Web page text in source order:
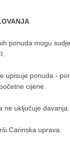
ponuda mogu
upisuje ponuda -
cijene.
ne uključuje davanja.
Carinska uprava.